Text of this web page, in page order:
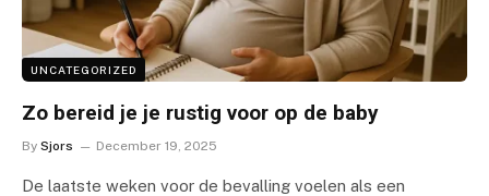
UNCATEGORIZED
Zo bereid je je rustig voor op de baby
By Sjors December 19, 2025
De laatste weken voor de bevalling voelen als een